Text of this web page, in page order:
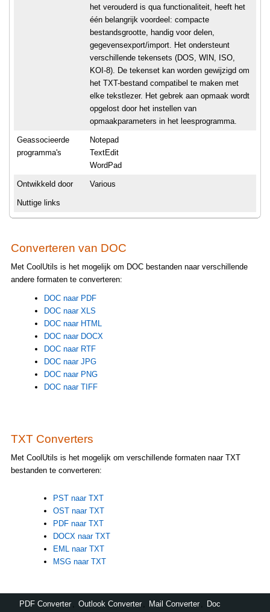
het verouderd is qua functionaliteit, heeft het
één belangrijk voordeel: compacte
bestandsgrootte, handig voor delen,
gegevensexport/import. Het ondersteunt
verschillende tekensets (DOS, WIN, ISO,
KOI-8). De tekenset kan worden gewijzigd om
het TXT-bestand compatibel te maken met
elke tekstlezer. Het gebrek aan opmaak wordt
opgelost door het instellen van
opmaakparameters in het leesprogramma.
Geassocieerde
programma's
Notepad
TextEdit
WordPad
Ontwikkeld door Various
Nuttige links
Converteren van DOC
Met CoolUtils is het mogelijk om DOC bestanden naar verschillende
andere formaten te converteren:
DOC naar PDF
DOC naar XLS
DOC naar HTML
DOC naar DOCX
DOC naar RTF
DOC naar JPG
DOC naar PNG
DOC naar TIFF
TXT Converters
Met CoolUtils is het mogelijk om verschillende formaten naar TXT
bestanden te converteren:
PST naar TXT
OST naar TXT
PDF naar TXT
DOCX naar TXT
EML naar TXT
MSG naar TXT
PDF Converter Outlook Converter Mail Converter Doc